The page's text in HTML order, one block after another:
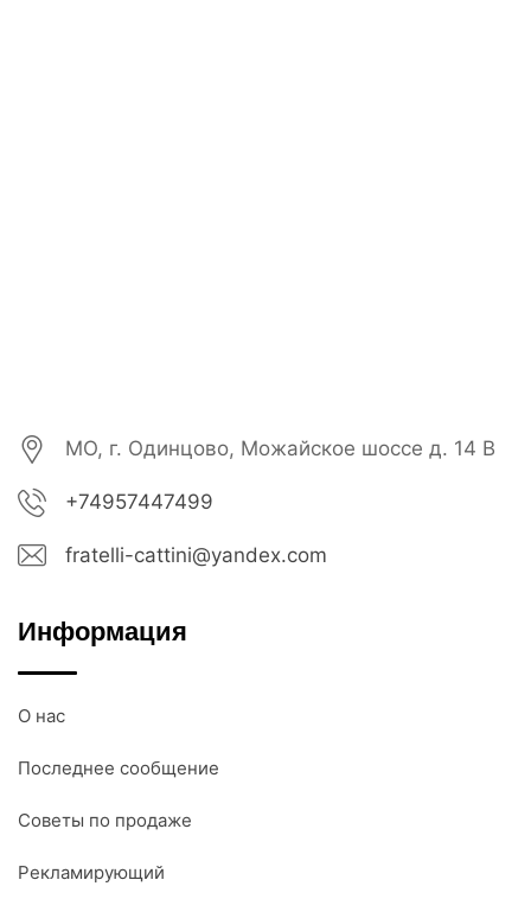
МО, г. Одинцово, Можайское шоссе д. 14 В
+74957447499
fratelli-cattini@yandex.com
Информация
О нас
Последнее сообщение
Советы по продаже
Рекламирующий